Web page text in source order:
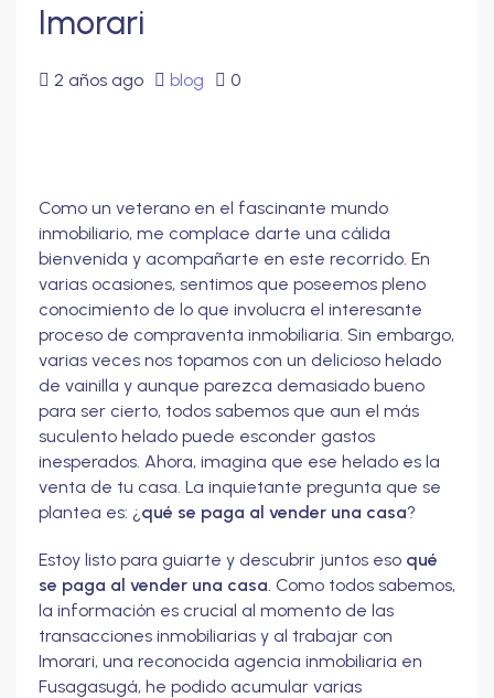
Imorari
2 años ago blog 0
Como un veterano en el fascinante mundo
inmobiliario, me complace darte una cálida
bienvenida y acompañarte en este recorrido. En
varias ocasiones, sentimos que poseemos pleno
conocimiento de lo que involucra el interesante
proceso de compraventa inmobiliaria. Sin embargo,
varias veces nos topamos con un delicioso helado
de vainilla y aunque parezca demasiado bueno
para ser cierto, todos sabemos que aun el más
suculento helado puede esconder gastos
inesperados. Ahora, imagina que ese helado es la
venta de tu casa. La inquietante pregunta que se
plantea es: ¿ qué se paga al vender una casa?
Estoy listo para guiarte y descubrir juntos eso qué
se paga al vender una casa. Como todos sabemos,
la información es crucial al momento de las
transacciones inmobiliarias y al trabajar con
Imorari, una reconocida agencia inmobiliaria en
Fusagasugá, he podido acumular varias